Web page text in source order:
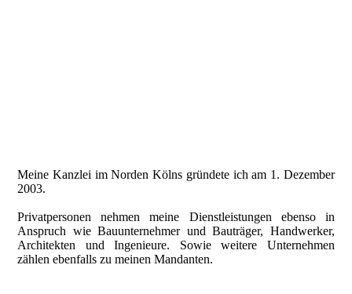
Meine Kanzlei im Norden Kölns gründete ich am 1. Dezember
2003.
Privatpersonen nehmen meine Dienstleistungen ebenso in
Anspruch wie Bauunternehmer und Bauträger, Handwerker,
Architekten und Ingenieure. Sowie weitere Unternehmen
zählen ebenfalls zu meinen Mandanten.